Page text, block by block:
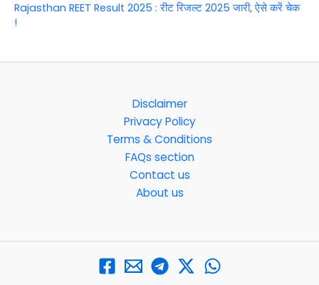
Rajasthan REET Result 2025 : रीट रिजल्ट 2025 जारी, ऐसे करें चेक
!
Disclaimer
Privacy Policy
Terms & Conditions
FAQs section
Contact us
About us